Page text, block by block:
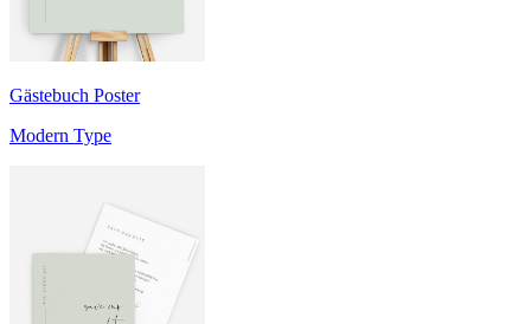
Gästebuch Poster
Modern Type